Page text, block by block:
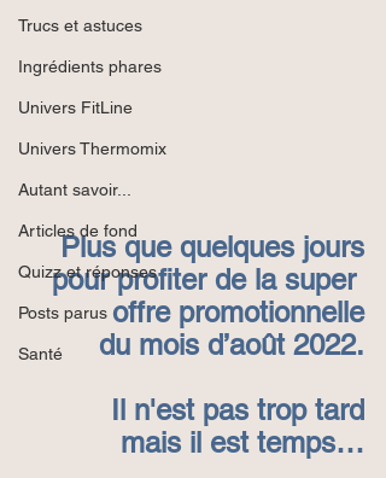
Trucs et astuces
Ingrédients phares
Univers FitLine
Univers Thermomix
Autant savoir...
Articles de fond
Quizz et réponses
Posts parus
Santé
Plus que quelques jours
pour profiter de la super
offre promotionnelle
du mois d’août 2022.
Il n'est pas trop tard
mais il est temps…